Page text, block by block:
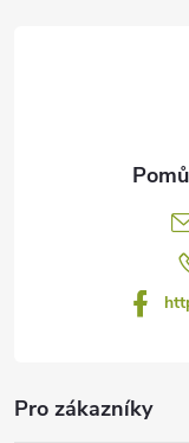
Pro zákazníky